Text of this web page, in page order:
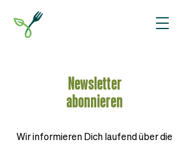
Limited Offer:
5 Day Bootcamp
Newsletter
abonnieren
Wir informieren Dich laufend über die